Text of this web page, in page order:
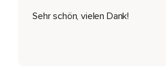
bewusst etwas zu machen merkst du,
Sehr schön, vielen Dank!